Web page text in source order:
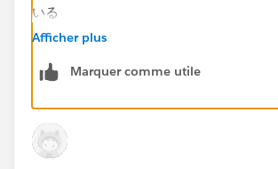
いる
・アクセラレーション（ビューの高速
といったものがあります。
をおすすめします。
Afficher plus
Marquer comme utile